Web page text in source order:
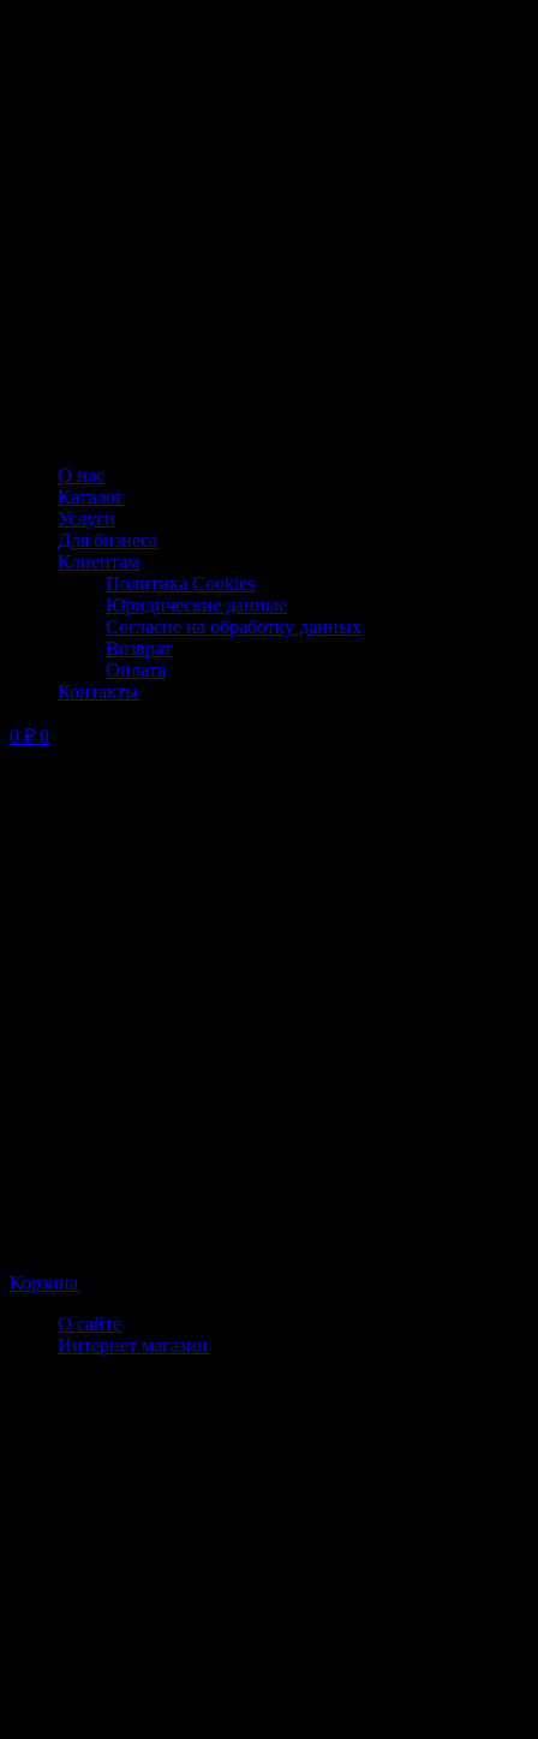
О нас
Каталог
Услуги
Для бизнеса
Клиентам
Политика Cookies
Юридические данные
Согласие на обработку данных
Возврат
Оплата
Контакты
0 ₽ 0
Корзина
О сайте
Интернет магазин